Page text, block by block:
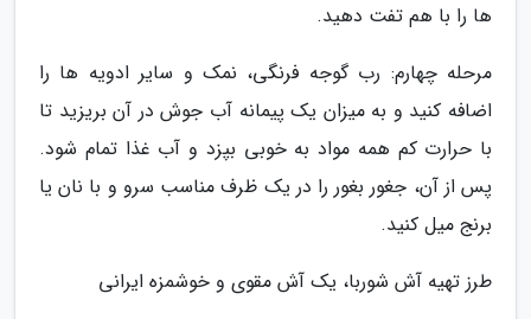
ها را با هم تفت دهید.
مرحله چهارم: رب گوجه فرنگی، نمک و سایر ادویه ها را
اضافه کنید و به میزان یک پیمانه آب جوش در آن بریزید تا
با حرارت کم همه مواد به خوبی بپزد و آب غذا تمام شود.
پس از آن، جغور بغور را در یک ظرف مناسب سرو و با نان یا
برنج میل کنید.
طرز تهیه آش شوربا، یک آش مقوی و خوشمزه ایرانی